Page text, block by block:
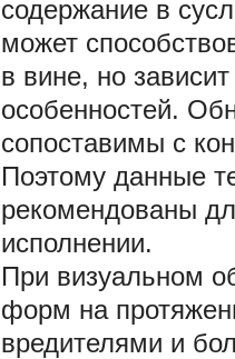
содержание в
может
в вине, но
особенностей.
сопоставимы с
Поэтому данные
рекомендованы
исполнении.
При визуальном
форм на
вредителями и